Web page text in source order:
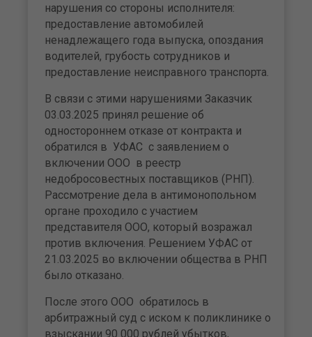
нарушения со стороны исполнителя:
предоставление автомобилей
ненадлежащего года выпуска, опоздания
водителей, грубость сотрудников и
предоставление неисправного транспорта.
В связи с этими нарушениями Заказчик
03.03.2025 принял решение об
одностороннем отказе от контракта и
обратился в УФАС с заявлением о
включении ООО в реестр
недобросовестных поставщиков (РНП).
Рассмотрение дела в антимонопольном
органе проходило с участием
представителя ООО, который возражал
против включения. Решением УФАС от
21.03.2025 во включении общества в РНП
было отказано.
После этого ООО обратилось в
арбитражный суд с иском к поликлинике о
взыскании 90 000 рублей убытков,